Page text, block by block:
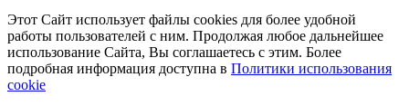
Этот Сайт использует файлы cookies для более удобной
работы пользователей с ним. Продолжая любое дальнейшее
использование Сайта, Вы соглашаетесь с этим. Более
подробная информация доступна в Политики использования
cookie